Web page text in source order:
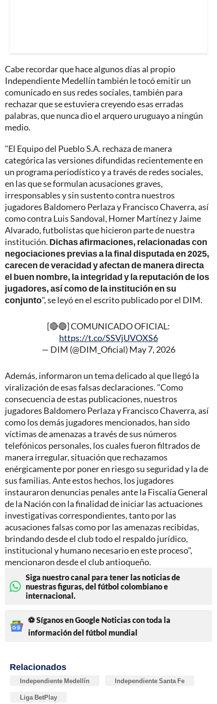
Cabe recordar que hace algunos días al propio
Independiente Medellín también le tocó emitir un
comunicado en sus redes sociales, también para
rechazar que se estuviera creyendo esas erradas
palabras, que nunca dio el arquero uruguayo a ningún
medio.
"El Equipo del Pueblo S.A. rechaza de manera
categórica las versiones difundidas recientemente en
un programa periodístico y a través de redes sociales,
en las que se formulan acusaciones graves,
irresponsables y sin sustento contra nuestros
jugadores Baldomero Perlaza y Francisco Chaverra, así
como contra Luis Sandoval, Homer Martínez y Jaime
Alvarado, futbolistas que hicieron parte de nuestra
institución. Dichas afirmaciones, relacionadas con
negociaciones previas a la final disputada en 2025,
carecen de veracidad y afectan de manera directa
el buen nombre, la integridad y la reputación de los
jugadores, así como de la institución en su
conjunto", se leyó en el escrito publicado por el DIM.
[🔴🔵] COMUNICADO OFICIAL:
https://t.co/SSVjUVOXS6
— DIM (@DIM_Oficial) May 7, 2026
Además, informaron un tema delicado al que llegó la
viralización de esas falsas declaraciones. "Como
consecuencia de estas publicaciones, nuestros
jugadores Baldomero Perlaza y Francisco Chaverra, así
como los demás jugadores mencionados, han sido
víctimas de amenazas a través de sus números
telefónicos personales, los cuales fueron filtrados de
manera irregular, situación que rechazamos
enérgicamente por poner en riesgo su seguridad y la de
sus familias. Ante estos hechos, los jugadores
instauraron denuncias penales ante la Fiscalía General
de la Nación con la finalidad de iniciar las actuaciones
investigativas correspondientes, tanto por las
acusaciones falsas como por las amenazas recibidas,
brindando desde el club todo el respaldo jurídico,
institucional y humano necesario en este proceso",
mencionaron desde el club antioqueño.
Siga nuestro canal para tener las noticias de
nuestras figuras, del fútbol colombiano e
internacional.
⚽ Síganos en Google Noticias con toda la
información del fútbol mundial
Relacionados
Independiente Medellín Independiente Santa Fe
Liga BetPlay